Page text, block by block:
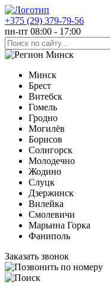
+375 (29) 379-79-56
пн-пт 08:00 - 17:00
Минск
Минск
Брест
Витебск
Гомель
Гродно
Могилёв
Борисов
Солигорск
Молодечно
Жодино
Слуцк
Дзержинск
Вилейка
Смолевичи
Марьина Горка
Фаниполь
Заказать звонок